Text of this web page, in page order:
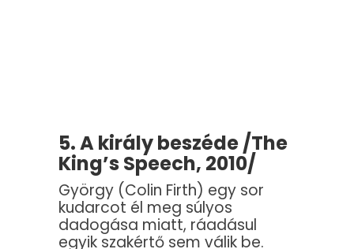
5. A király beszéde /The
King’s Speech, 2010/
György (Colin Firth) egy sor
kudarcot él meg súlyos
dadogása miatt, ráadásul
egyik szakértő sem válik be.